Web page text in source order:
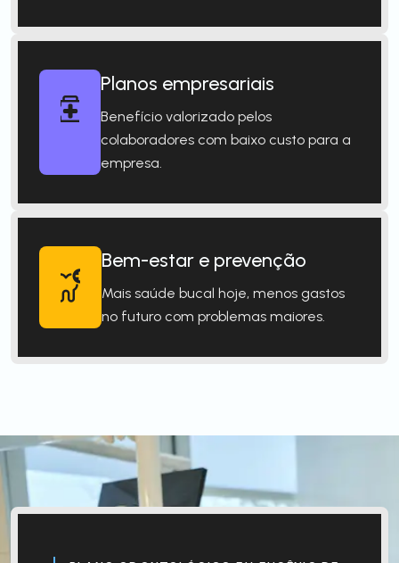
Planos empresariais
Benefício valorizado pelos
colaboradores com baixo custo para a
empresa.
Bem-estar e prevenção
Mais saúde bucal hoje, menos gastos
no futuro com problemas maiores.